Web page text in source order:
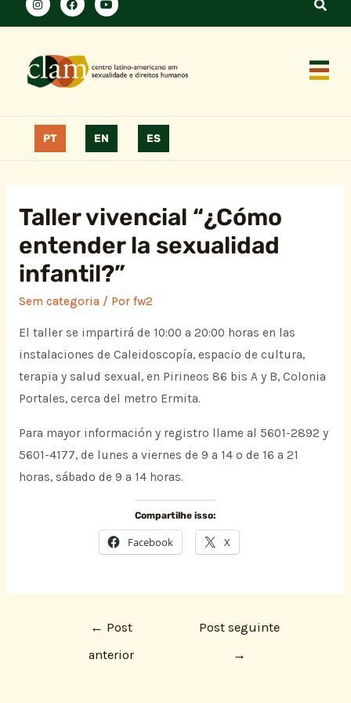
PT EN ES
Taller vivencial “¿Cómo
entender la sexualidad
infantil?”
Sem categoria/ Por fw2
El taller se impartirá de 10:00 a 20:00 horas en las
instalaciones de Caleidoscopía, espacio de cultura,
terapia y salud sexual, en Pirineos 86 bis A y B, Colonia
Portales, cerca del metro Ermita.
Para mayor información y registro llame al 5601-2892 y
5601-4177, de lunes a viernes de 9 a 14 o de 16 a 21
horas, sábado de 9 a 14 horas.
Compartilhe isso:
Facebook X
← Post
anterior
Post seguinte
→